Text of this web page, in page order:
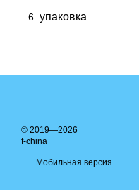
упаковка
© 2019—2026
f-china
Мобильная версия